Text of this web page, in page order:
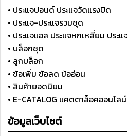
• ประแจปอนด์ ประแจวัดแรงบิด
• ประแจ-ประแจรวมชุด
• ประแจแอล ประแจหกเหลี่ยม ประ
• บล็อกชุด
• ลูกบล็อก
• ข้อเพิ่ม ข้อลด ข้ออ่อน
• สินค้ายอดนิยม
• E-CATALOG แคตตาล็อคออนไลน์
ข้อมูลเว็บไซต์